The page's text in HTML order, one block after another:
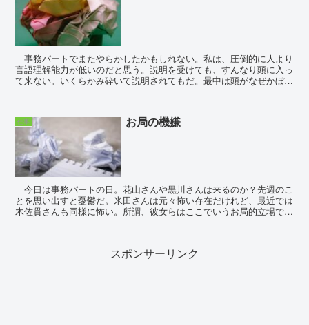
事務パートでまたやらかしたかもしれない。私は、圧倒的に人より
言語理解能力が低いのだと思う。説明を受けても、すんなり頭に入っ
て来ない。いくらかみ砕いて説明されてもだ。最中は頭がなぜかぼー
仕事 お局の機嫌
今日は事務パートの日。花山さんや黒川さんは来るのか？先週のこ
とを思い出すと憂鬱だ。米田さんは元々怖い存在だけれど、最近では
木佐貫さんも同様に怖い。所謂、彼女らはここでいうお局的立場で、
スポンサーリンク